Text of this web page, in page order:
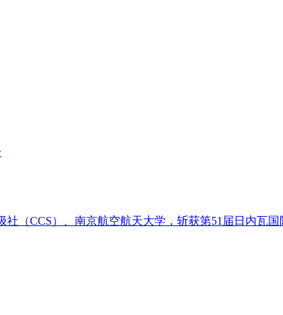
（CCS）、南京航空航天大学，斩获第51届日内瓦